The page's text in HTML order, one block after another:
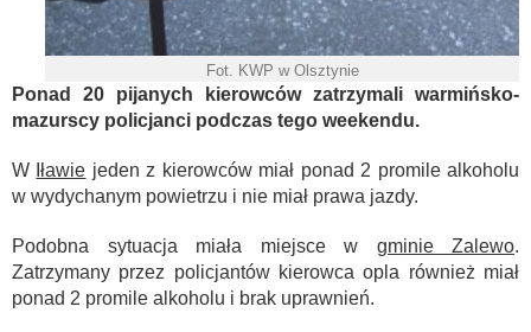
Fot. KWP w Olsztynie
Ponad 20 pijanych kierowców zatrzymali warmińsko-
mazurscy policjanci podczas tego weekendu.
W Iławie jeden z kierowców miał ponad 2 promile alkoholu
w wydychanym powietrzu i nie miał prawa jazdy.
Podobna sytuacja miała miejsce w gminie Zalewo.
Zatrzymany przez policjantów kierowca opla również miał
ponad 2 promile alkoholu i brak uprawnień.